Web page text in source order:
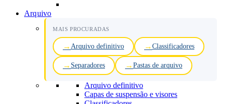
Arquivo
MAIS PROCURADAS
Arquivo definitivo Classificadores
Separadores Pastas de arquivo
Arquivo definitivo
Capas de suspensão e visores